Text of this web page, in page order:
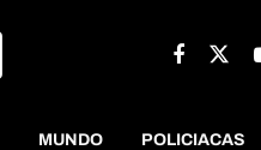
MUNDO POLICIACAS